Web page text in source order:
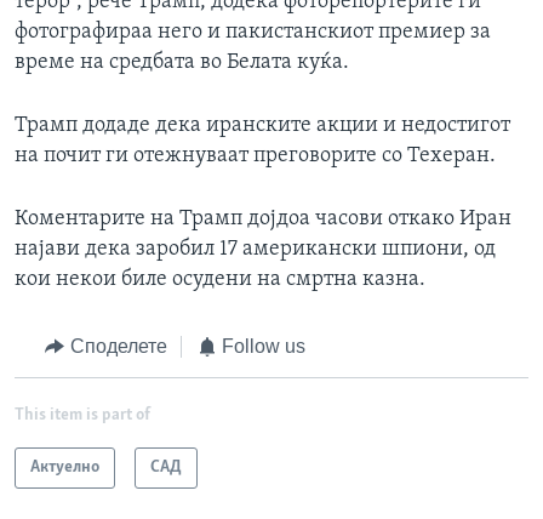
фотографираа него и пакистанскиот премиер за
време на средбата во Белата куќа.
Трамп додаде дека иранските акции и недостигот
на почит ги отежнуваат преговорите со Техеран.
Коментарите на Трамп дојдоа часови откако Иран
најави дека заробил 17 американски шпиони, од
кои некои биле осудени на смртна казна.
Споделете Follow us
This item is part of
Актуелно САД